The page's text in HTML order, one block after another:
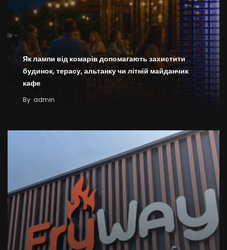
Як лампи від комарів допомагають захистити
будинок, терасу, альтанку чи літній майданчик
кафе
By admin